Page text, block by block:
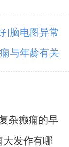
]脑电图异常
与年龄有关
杂癫痫的早
大发作有哪